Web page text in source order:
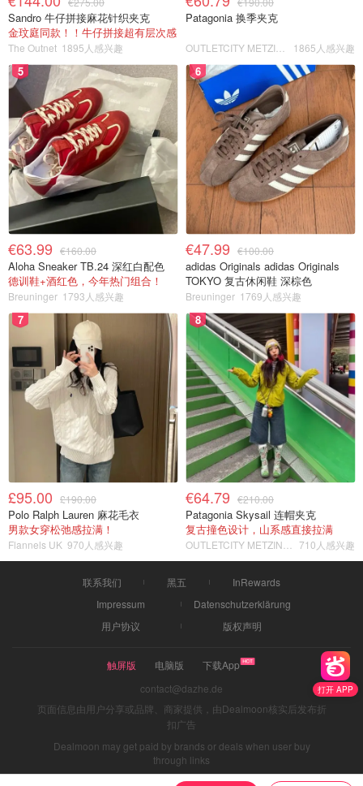
打开 APP
Sandro 牛仔拼接麻花针织夹克
金玟庭同款！！牛仔拼接超有层次感
The Outnet 1895人感兴趣
Patagonia 换季夹克
1865人感兴趣
5
€63.99 €160.00
Aloha Sneaker TB.24 深红白配色
德训鞋+酒红色，今年热门组合！
Breuninger 1793人感兴趣
6
€47.99 €100.00
adidas Originals adidas Originals
TOKYO 复古休闲鞋 深棕色
Breuninger 1769人感兴趣
7
£95.00 £190.00
Polo Ralph Lauren 麻花毛衣
男款女穿松弛感拉满！
Flannels UK 970人感兴趣
8
€64.79 €210.00
Patagonia Skysail 连帽夹克
复古撞色设计，山系感直接拉满
710人感兴趣
联系我们 黑五
InRewards
Impressum
Datenschutzerklärung
用户协议
版权声明
触屏版 电脑版
下载App
contact@dazhe.de
页面信息由用户分享或品牌、商家提供，由Dealmoon核实后发布折
扣广告
Dealmoon may get paid by brands or deals when user buy
through links